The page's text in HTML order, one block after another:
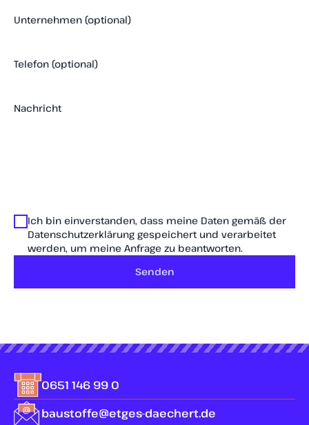
Unternehmen (optional)
Telefon (optional)
Nachricht
Ich bin einverstanden, dass meine Daten gemäß der
Datenschutzerklärung gespeichert und verarbeitet
werden, um meine Anfrage zu beantworten.
Senden
0651 146 99 0
baustoffe@etges-daechert.de